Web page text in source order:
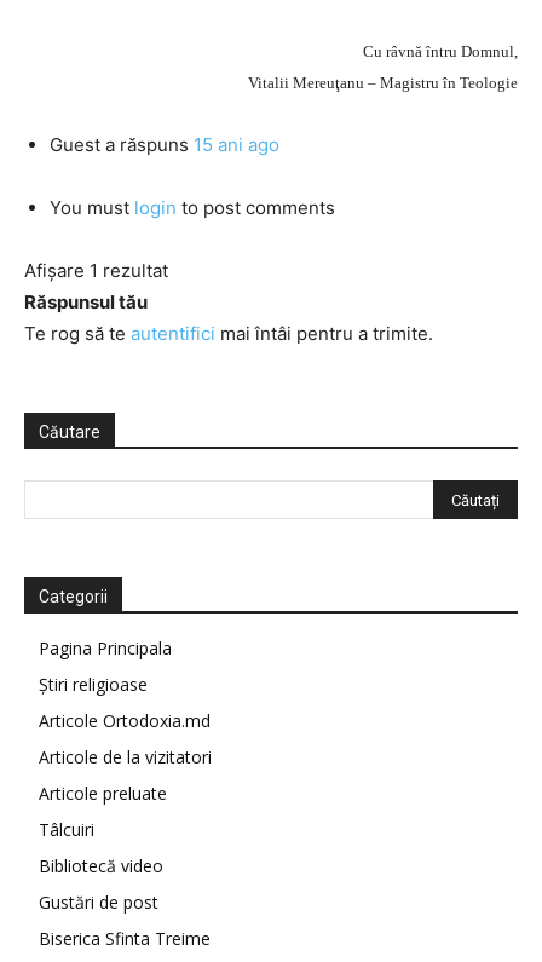
Cu râvnă întru Domnul,
Vitalii Mereuţanu – Magistru în Teologie
Guest a răspuns 15 ani ago
You must login to post comments
Afișare 1 rezultat
Răspunsul tău
Te rog să te autentifici mai întâi pentru a trimite.
Căutare
Categorii
Pagina Principala
Știri religioase
Articole Ortodoxia.md
Articole de la vizitatori
Articole preluate
Tâlcuiri
Bibliotecă video
Gustări de post
Biserica Sfinta Treime